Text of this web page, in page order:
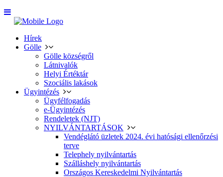
Hírek
Gölle
Gölle községről
Látnivalók
Helyi Értéktár
Szociális lakások
Ügyintézés
Ügyfélfogadás
e-Ügyintézés
Rendeletek (NJT)
NYILVÁNTARTÁSOK
Vendéglátó üzletek 2024. évi hatósági ellenőrzési
terve
Telephely nyilvántartás
Szálláshely nyilvántartás
Országos Kereskedelmi Nyilvántartás